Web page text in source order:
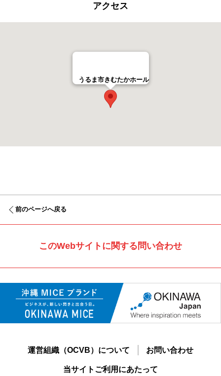
アクセス
うるま市きむたかホール
前のページへ戻る
このWebサイトに関する問い合わせ
運営組織（OCVB）について お問い合わせ
当サイトご利用にあたって